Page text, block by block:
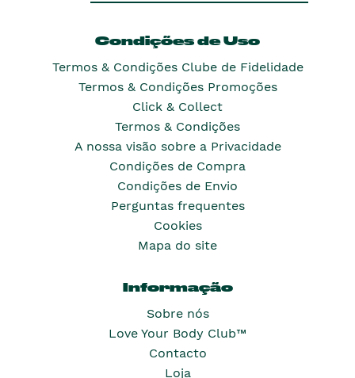
Condições de Uso
Termos & Condições Clube de Fidelidade
Termos & Condições Promoções
Click & Collect
Termos & Condições
A nossa visão sobre a Privacidade
Condições de Compra
Condições de Envio
Perguntas frequentes
Cookies
Mapa do site
Informação
Sobre nós
Love Your Body Club™
Contacto
Loja